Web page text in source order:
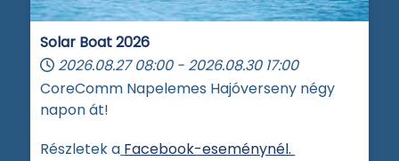
Solar Boat 2026
2026.08.27 08:00 - 2026.08.30 17:00
CoreComm Napelemes Hajóverseny négy
napon át!
Részletek a Facebook-eseménynél.